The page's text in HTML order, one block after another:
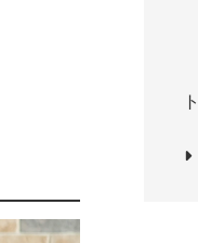
ト